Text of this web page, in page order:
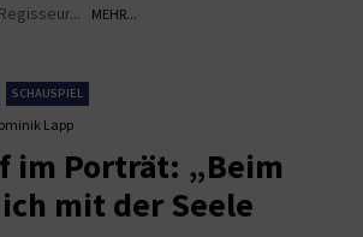
MEHR...
SCHAUSPIEL
Lapp
im Porträt: „Beim
mit der Seele